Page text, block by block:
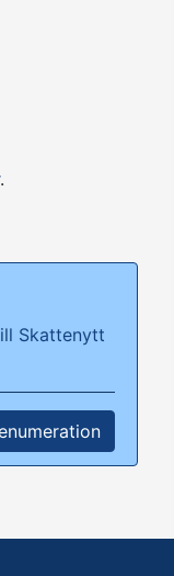
.
Skattenytt